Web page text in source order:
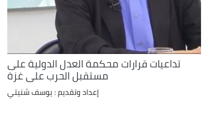
تداعيات قرارات محكمة العدل الدولية على
مستقبل الحرب على غزة
إعداد وتقديم : يوسف شنيتي